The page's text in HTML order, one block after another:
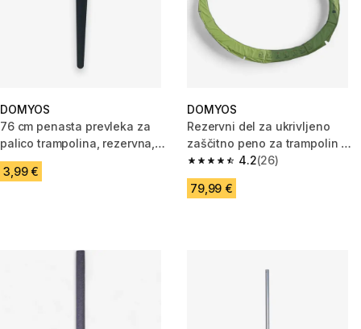
DOMYOS
76 cm penasta prevleka za
palico trampolina, rezervna,
140 Indoor
3,99 €
DOMYOS
Rezervni del za ukrivljeno
zaščitno peno za trampolin MT
365
4.2
4.2 od 5 zvezdic from 26 ocene
(26)
79,99 €